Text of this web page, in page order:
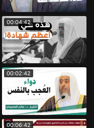
00:04:42
00:02:42
00:06:42